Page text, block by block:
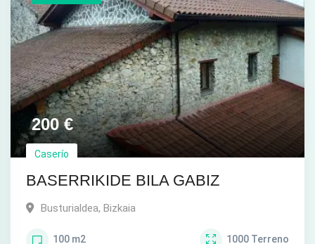
200€
Caserío
BASERRIKIDE BILA GABIZ
Busturialdea, Bizkaia
100 m2 1000 Terreno